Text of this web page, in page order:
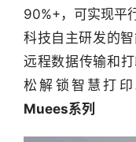
90%+，可实现平
科技自主研发的
远程数据传输和
松解锁智慧打
Muees系列